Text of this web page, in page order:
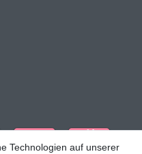
Technologien auf unserer